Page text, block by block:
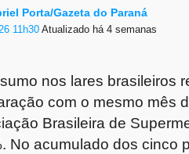
Porta/Gazeta do Paraná
11h30Atualizado há 4 semanas
nos lares brasileiros
com o mesmo mês
Brasileira de
No acumulado dos cinco